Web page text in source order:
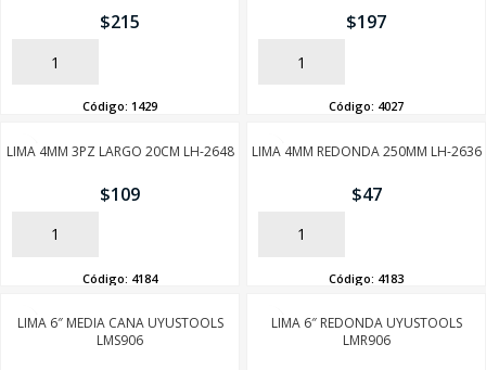
$215
AÑADIR
Código: 1429
$197
AÑADIR
Código: 4027
LIMA 4MM 3PZ LARGO 20CM LH-2648
$109
AÑADIR
Código: 4184
LIMA 4MM REDONDA 250MM LH-2636
$47
AÑADIR
Código: 4183
LIMA 6″ MEDIA CANA UYUSTOOLS
LMS906
LIMA 6″ REDONDA UYUSTOOLS
LMR906